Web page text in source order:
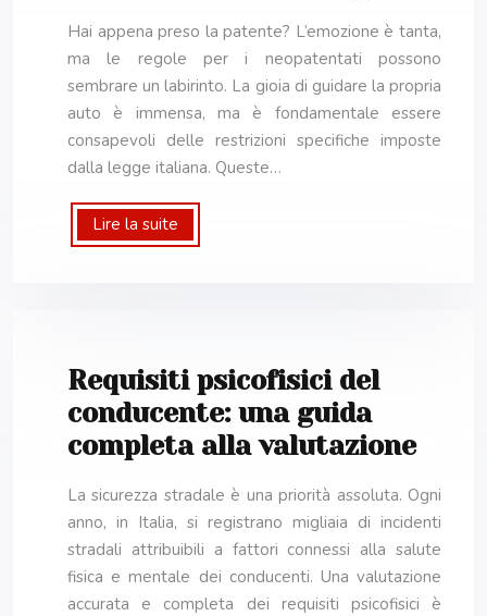
Hai appena preso la patente? L’emozione è tanta,
ma le regole per i neopatentati possono
sembrare un labirinto. La gioia di guidare la propria
auto è immensa, ma è fondamentale essere
consapevoli delle restrizioni specifiche imposte
dalla legge italiana. Queste…
Lire la suite
Requisiti psicofisici del
conducente: una guida
completa alla valutazione
La sicurezza stradale è una priorità assoluta. Ogni
anno, in Italia, si registrano migliaia di incidenti
stradali attribuibili a fattori connessi alla salute
fisica e mentale dei conducenti. Una valutazione
accurata e completa dei requisiti psicofisici è